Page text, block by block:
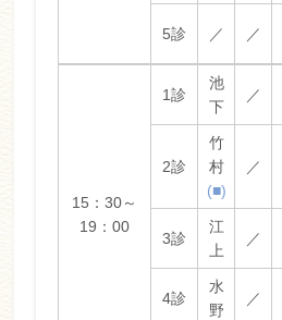
5診 ／ ／
15：30～
19：00
1診
池
下
／
2診
竹
村
(■)
／
3診
江
上
／
4診
水
野
／